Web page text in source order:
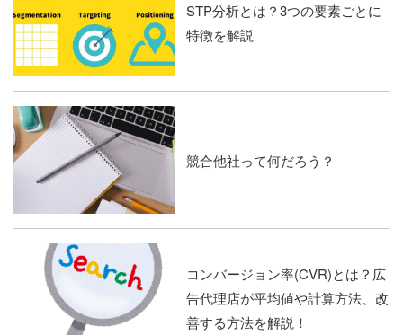
STP分析とは？3つの要素ごとに
特徴を解説
競合他社って何だろう？
コンバージョン率(CVR)とは？広
告代理店が平均値や計算方法、改
善する方法を解説！